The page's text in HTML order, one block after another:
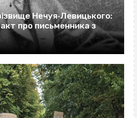
Нечуя‐Левицького:
про письменника з